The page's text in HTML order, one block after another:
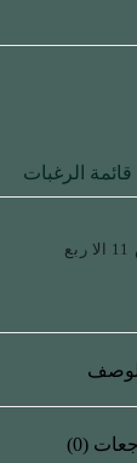
الرغبات
(0)